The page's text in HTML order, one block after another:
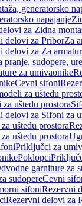
generatorsko
napajanje
za Zidna
delovi za PriborZa
delovi za Za
pranje, sudopere,
za umivaonike
Cevni sifoni
za uštedu
uštedu prostora
delovi za Sifoni za
uštedu prostora
uštedu prostora
Priključci za
Poklopci
garniture za
sudopereCevni
sifoniRezervni
Rezervni delovi za